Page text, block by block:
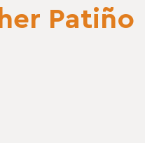
Patiño